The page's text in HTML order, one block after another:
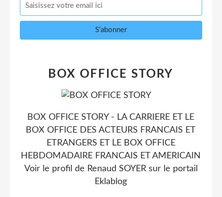
BOX OFFICE STORY
BOX OFFICE STORY - LA CARRIERE ET LE
BOX OFFICE DES ACTEURS FRANCAIS ET
ETRANGERS ET LE BOX OFFICE
HEBDOMADAIRE FRANCAIS ET AMERICAIN
Voir le profil de Renaud SOYER sur le portail
Eklablog